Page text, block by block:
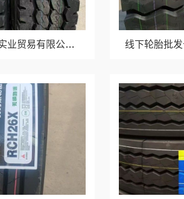
湖北省腾冠畅实业贸易有限公司-推荐轮胎批发公司功能